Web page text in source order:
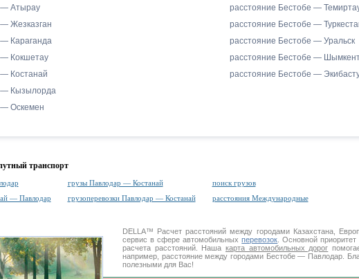
— Атырау
Жезказган
Караганда
— Кокшетау
Костанай
— Кызылорда
— Оскемен
расстояние Бестобе —
расстояние Бестобе —
расстояние Бестобе — Уральск
расстояние Бестобе —
расстояние Бестобе —
транспорт
грузы Павлодар — Костанай
поиск грузов
— Павлодар
грузоперевозки Павлодар — Костанай расстояния Международные
DELLA™ Расчет расстояний между городами Казахстана,
сервис в сфере автомобильныхперевозок . Основной
расчета расстояний. Наша карта автомобильных дорог
например, расстояние между городами Бестобе — Павлодар.
полезными для Вас!